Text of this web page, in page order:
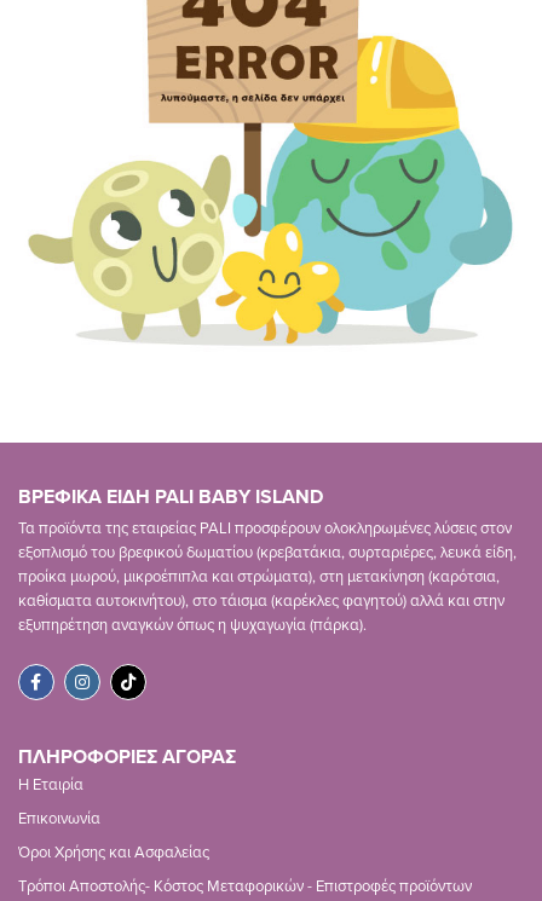
ΒΡΕΦΙΚΑ ΕΙΔΗ PALI BABY ISLAND
Τα προϊόντα της εταιρείας PALI προσφέρουν ολοκληρωμένες λύσεις στον
εξοπλισμό του βρεφικού δωματίου (κρεβατάκια, συρταριέρες, λευκά είδη,
προίκα μωρού, μικροέπιπλα και στρώματα), στη μετακίνηση (καρότσια,
καθίσματα αυτοκινήτου), στο τάισμα (καρέκλες φαγητού) αλλά και στην
εξυπηρέτηση αναγκών όπως η ψυχαγωγία (πάρκα).
ΠΛΗΡΟΦΟΡΙΕΣ ΑΓΟΡΑΣ
Η Εταιρία
Επικοινωνία
Όροι Χρήσης και Ασφαλείας
Τρόποι Αποστολής- Κόστος Μεταφορικών - Επιστροφές προϊόντων